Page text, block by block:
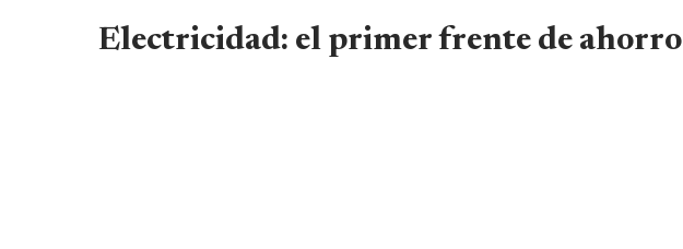
Electricidad: el primer frente de ahorro